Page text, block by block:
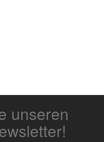
unseren